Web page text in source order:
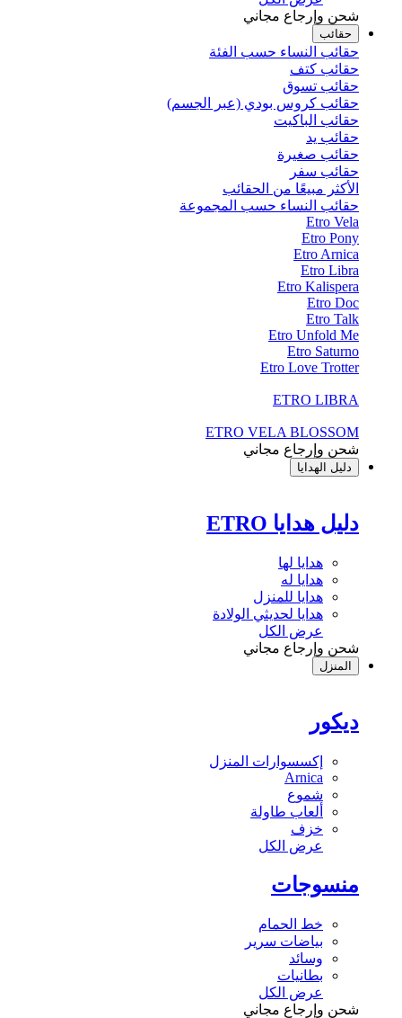
شحن وإرجاع مجاني
حقائب
حقائب النساء حسب الفئة
حقائب كتف
حقائب تسوق
حقائب كروس بودي (عبر الجسم)
حقائب الباكيت
حقائب يد
حقائب صغيرة
حقائب سفر
الأكثر مبيعًا من الحقائب
حقائب النساء حسب المجموعة
Etro Vela
Etro Pony
Etro Arnica
Etro Libra
Etro Kalispera
Etro Doc
Etro Talk
Etro Unfold Me
Etro Saturno
Etro Love Trotter
ETRO LIBRA
ETRO VELA BLOSSOM
شحن وإرجاع مجاني
دليل الهدايا
دليل هدايا ETRO
هدايا لها
هدايا له
هدايا للمنزل
هدايا لحديثي الولادة
عرض الكل
شحن وإرجاع مجاني
المنزل
ديكور
إكسسوارات المنزل
Arnica
شموع
ألعاب طاولة
خزف
عرض الكل
منسوجات
خط الحمام
بياضات سرير
وسائد
بطانيات
عرض الكل
شحن وإرجاع مجاني